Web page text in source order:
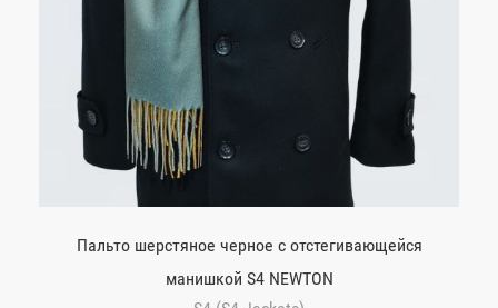
Пальто шерстяное черное с отстегивающейся
манишкой S4 NEWTON